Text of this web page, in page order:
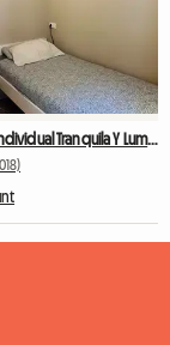
Habitación Individual Tranquila Y Luminosa